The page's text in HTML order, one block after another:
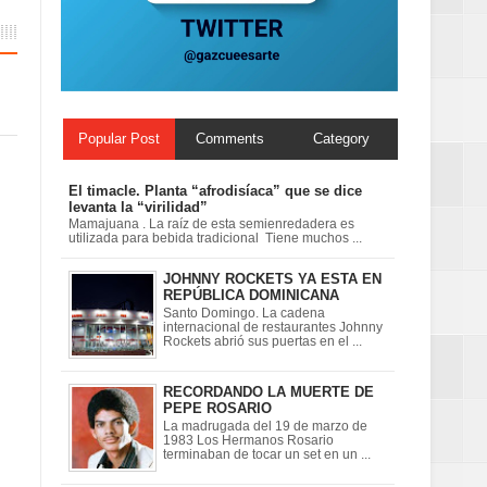
Popular Post Comments Category
El timacle. Planta “afrodisíaca” que se dice
levanta la “virilidad”
Mamajuana . La raíz de esta semienredadera es
utilizada para bebida tradicional Tiene muchos ...
JOHNNY ROCKETS YA ESTA EN
REPÚBLICA DOMINICANA
Santo Domingo. La cadena
internacional de restaurantes Johnny
Rockets abrió sus puertas en el ...
RECORDANDO LA MUERTE DE
PEPE ROSARIO
La madrugada del 19 de marzo de
1983 Los Hermanos Rosario
terminaban de tocar un set en un ...